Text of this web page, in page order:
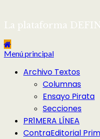
La plataforma
Menú principal
Archivo Textos
Columnas
Ensayo Pirata
Secciones
PR1MERA LÍNEA
ContraEditorial